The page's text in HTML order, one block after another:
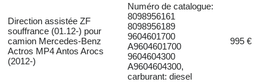
Direction assistée ZF
souffrance (01.12-) pour
camion Mercedes-Benz
Actros MP4 Antos Arocs
(2012-)
Numéro de catalogue:
8098956161
8098956189
9604601700
A9604601700
9604604300
A9604604300,
carburant: diesel
995 €